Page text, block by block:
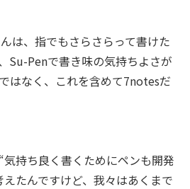
は、指でもさらさらって書けた
Su-Penで書き味の気持ちよさが
はなく、これを含めて7notesだ
気持ち良く書くためにペンも開発
たんですけど、我々はあくまで